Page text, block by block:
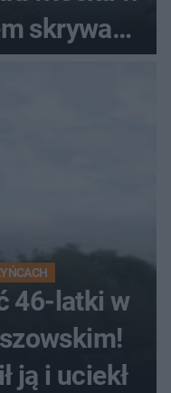
skrywa
nawet król
46-latki w
ją i uciekł